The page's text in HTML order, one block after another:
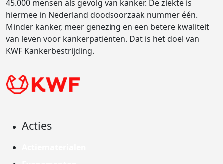
45.000 mensen als gevolg van kanker. De ziekte is
hiermee in Nederland doodsoorzaak nummer één.
Minder kanker, meer genezing en een betere kwaliteit
van leven voor kankerpatiënten. Dat is het doel van
KWF Kankerbestrijding.
Acties